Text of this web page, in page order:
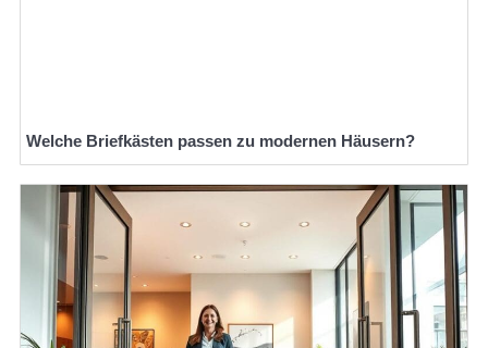
Welche Briefkästen passen zu modernen Häusern?